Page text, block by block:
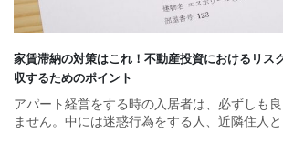
家賃滞納の対策はこれ！不動産投資におけるリス
収するためのポイント
アパート経営をする時の入居者は、必ずしも
ません。中には迷惑行為をする人、近隣住人